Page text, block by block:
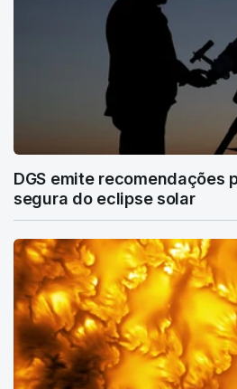
DGS emite recomendações
segura do eclipse solar